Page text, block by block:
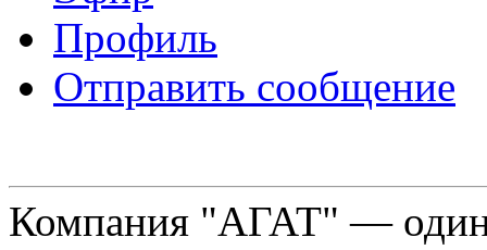
Профиль
Отправить сообщение
Компания "АГАТ" —